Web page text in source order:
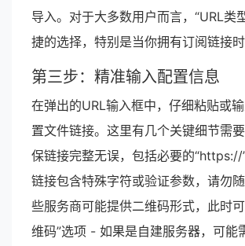
导入。对于大多数用户而言，“URL类
捷的选择，特别是当你拥有订阅链接时
第三步：精准输入配置信息
在弹出的URL输入框中，仔细粘贴或
置文件链接。这里有几个关键细节需
保链接完整无误，包括必要的
链接包含特殊字符或验证参数，请勿
些服务商可能提供二维码形式，此时
维码”选项 - 如果是自建服务器，可能